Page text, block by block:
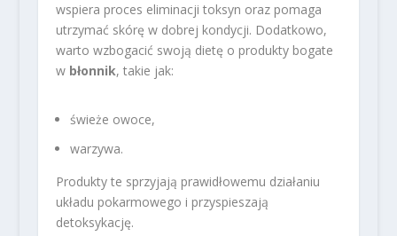
wspiera proces eliminacji toksyn oraz pomaga
utrzymać skórę w dobrej kondycji. Dodatkowo,
warto wzbogacić swoją dietę o produkty bogate
w błonnik, takie jak:
świeże owoce,
warzywa.
Produkty te sprzyjają prawidłowemu działaniu
układu pokarmowego i przyspieszają
detoksykację.